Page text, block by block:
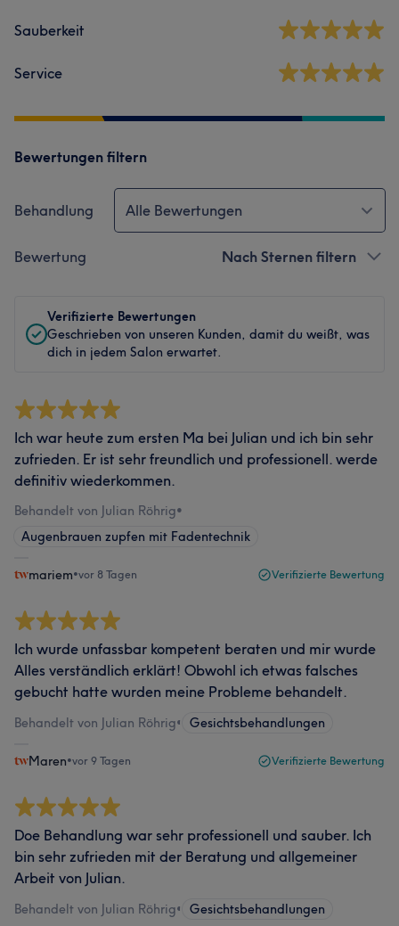
Sauberkeit
Service
Bewertungen filtern
Behandlung Alle Bewertungen
Bewertung Nach Sternen filtern
Verifizierte Bewertungen
Geschrieben von unseren Kunden, damit du weißt, was
dich in jedem Salon erwartet.
Ich war heute zum ersten Ma bei Julian und ich bin sehr
zufrieden. Er ist sehr freundlich und professionell. werde
definitiv wiederkommen.
Behandelt von Julian Röhrig•
Augenbrauen zupfen mit Fadentechnik
mariem•vor 8 Tagen Verifizierte Bewertung
Ich wurde unfassbar kompetent beraten und mir wurde
Alles verständlich erklärt! Obwohl ich etwas falsches
gebucht hatte wurden meine Probleme behandelt.
Behandelt von Julian Röhrig• Gesichtsbehandlungen
Maren•vor 9 Tagen Verifizierte Bewertung
Doe Behandlung war sehr professionell und sauber. Ich
bin sehr zufrieden mit der Beratung und allgemeiner
Arbeit von Julian.
Behandelt von Julian Röhrig• Gesichtsbehandlungen